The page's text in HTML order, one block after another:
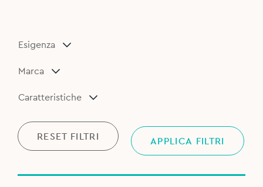
Esigenza
Marca
Caratteristiche
RESET FILTRI APPLICA FILTRI